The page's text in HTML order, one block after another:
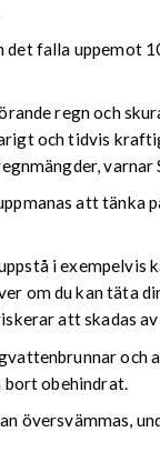
det falla uppemot
regn och
och tidvis
varnar
att tänka
i exempelvis
om du kan täta
att skadas
och
bort obehindrat.
översvämmas,